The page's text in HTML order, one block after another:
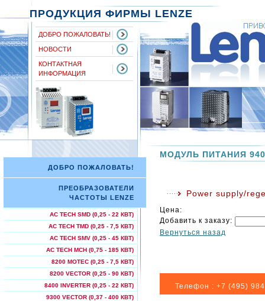
ПРОДУКЦИЯ ФИРМЫ LENZE
ДОБРО ПОЖАЛОВАТЬ!
НОВОСТИ
КОНТАКТНАЯ
ИНФОРМАЦИЯ
ДОБРО ПОЖАЛОВАТЬ!
ПРЕОБРАЗОВАТЕЛИ
ЧАСТОТЫ LENZE
AC TECH SMD (0,25 - 22 КВТ)
AC TECH TMD (0,25 - 7,5 КВТ)
AC TECH SMV (0,25 - 45 КВТ)
AC TECH МСН (0,75 - 185 КВТ)
8200 MOTEC (0,25 - 7,5 КВТ)
8200 VECTOR (0,25 - 90 КВТ)
8400 INVERTER (0,25 - 22 КВТ)
9300 VECTOR (0,37 - 400 КВТ)
МОДУЛЬ ПИТАНИЯ
Power supply/
Цена:
Добавить к заказу:
Вернуться назад
Телефон : +7 (495)